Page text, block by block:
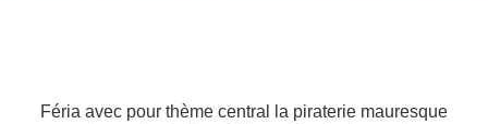
Féria avec pour thème central la piraterie mauresque